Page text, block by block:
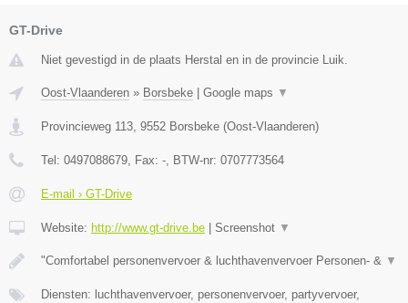
GT-Drive
Niet gevestigd in de plaats Herstal en in de provincie Luik.
Oost-Vlaanderen » Borsbeke Google maps ▼
Provincieweg 113, 9552 Borsbeke (Oost-Vlaanderen)
Tel: 0497088679, Fax: -, BTW-nr: 0707773564
E-mail › GT-Drive
Website: http://www.gt-drive.be Screenshot ▼
"Comfortabel personenvervoer & luchthavenvervoer Personen- & ▼
Diensten: luchthavenvervoer, personenvervoer, partyvervoer,